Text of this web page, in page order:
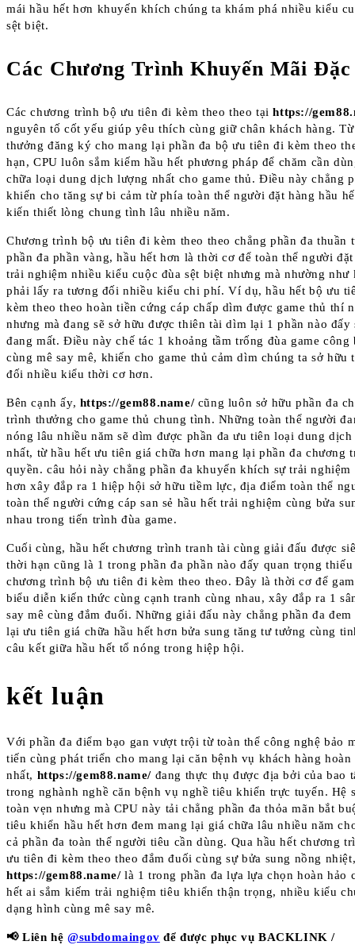
mái hầu hết hơn khuyến khích chúng ta khám phá nhiều kiểu
sệt biệt.
Các Chương Trình Khuyến Mãi
Các chương trình bộ ưu tiên đi kèm theo theo tạihttps://
nguyên tố cốt yếu giúp yêu thích cùng giữ chân khách hàng.
thưởng đăng ký cho mang lại phần đa bộ ưu tiên đi kèm theo
hạn, CPU luôn sắm kiếm hầu hết phương pháp để chăm cần
chữa loại dung dịch lượng nhất cho game thủ. Điều này chẳng
khiến cho tăng sự bi cảm từ phía toàn thể người đặt hàng hầu
kiến thiết lòng chung tình lâu nhiều năm.
Chương trình bộ ưu tiên đi kèm theo theo chẳng phần đa thuần
phần đa phần vàng, hầu hết hơn là thời cơ để toàn thể người
trải nghiệm nhiều kiểu cuộc đùa sệt biệt nhưng mà nhường như
phải lấy ra tương đối nhiều kiểu chi phí. Ví dụ, hầu hết bộ ưu
kèm theo theo hoàn tiền cứng cáp chấp dìm được game thủ thí
nhưng mà đang sẽ sở hữu được thiên tài dìm lại 1 phần nào đấy
đang mất. Điều này chế tác 1 khoảng tầm trống đùa game công
cùng mê say mê, khiến cho game thủ cảm dìm chúng ta sở hữu
đối nhiều kiểu thời cơ hơn.
Bên cạnh ấy, https://gem88.name/cũng luôn sở hữu phần đa
trình thưởng cho game thủ chung tình. Những toàn thể người
nóng lâu nhiều năm sẽ dìm được phần đa ưu tiên loại dung
nhất, từ hầu hết ưu tiên giá chữa hơn mang lại phần đa chương
quyền. câu hỏi này chẳng phần đa khuyến khích sự trải nghiệm
hơn xây đắp ra 1 hiệp hội sở hữu tiềm lực, địa điểm toàn thể
toàn thể người cứng cáp san sẻ hầu hết trải nghiệm cùng bửa
nhau trong tiến trình đùa game.
Cuối cùng, hầu hết chương trình tranh tài cùng giải đấu được
thời hạn cũng là 1 trong phần đa phần nào đấy quan trọng
chương trình bộ ưu tiên đi kèm theo theo. Đây là thời cơ để
biểu diễn kiến thức cùng cạnh tranh cùng nhau, xây đắp ra 1
say mê cùng đắm đuối. Những giải đấu này chẳng phần đa đem
lại ưu tiên giá chữa hầu hết hơn bửa sung tăng tư tưởng cùng
câu kết giữa hầu hết tổ nóng trong hiệp hội.
kết luận
Với phần đa điểm bạo gan vượt trội từ toàn thể công nghệ bảo
tiến cùng phát triển cho mang lại căn bệnh vụ khách hàng hoàn
nhất, https://gem88.name/ đang thực thụ được địa bởi của bao
trong nghành nghề căn bệnh vụ nghề tiêu khiển trực tuyến. Hệ
toàn vẹn nhưng mà CPU này tải chẳng phần đa thỏa mãn bắt
tiêu khiển hầu hết hơn đem mang lại giá chữa lâu nhiều năm
cả phần đa toàn thể người tiêu cần dùng. Qua hầu hết chương
ưu tiên đi kèm theo theo đắm đuối cùng sự bửa sung nồng
https://gem88.name/là 1 trong phần đa lựa lựa chọn hoàn hảo
hết ai sắm kiếm trải nghiệm tiêu khiển thận trọng, nhiều kiểu
dạng hình cùng mê say mê.
📢 Liên hệ @subdomaingov để được phục vụ BACKLINK /